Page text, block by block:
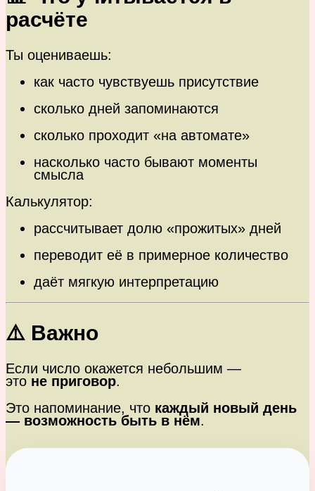
расчёте
Ты оцениваешь:
как часто чувствуешь присутствие
сколько дней запоминаются
сколько проходит «на автомате»
насколько часто бывают моменты
смысла
Калькулятор:
рассчитывает долю «прожитых» дней
переводит её в примерное количество
даёт мягкую интерпретацию
⚠️ Важно
Если число окажется небольшим —
это не приговор.
Это напоминание, что каждый новый день
— возможность быть в нём.